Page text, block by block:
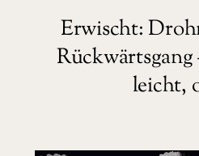
Erwischt:
leicht,